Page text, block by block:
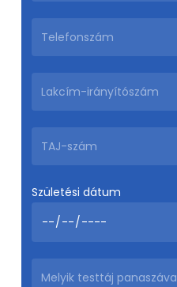
Születési dátum